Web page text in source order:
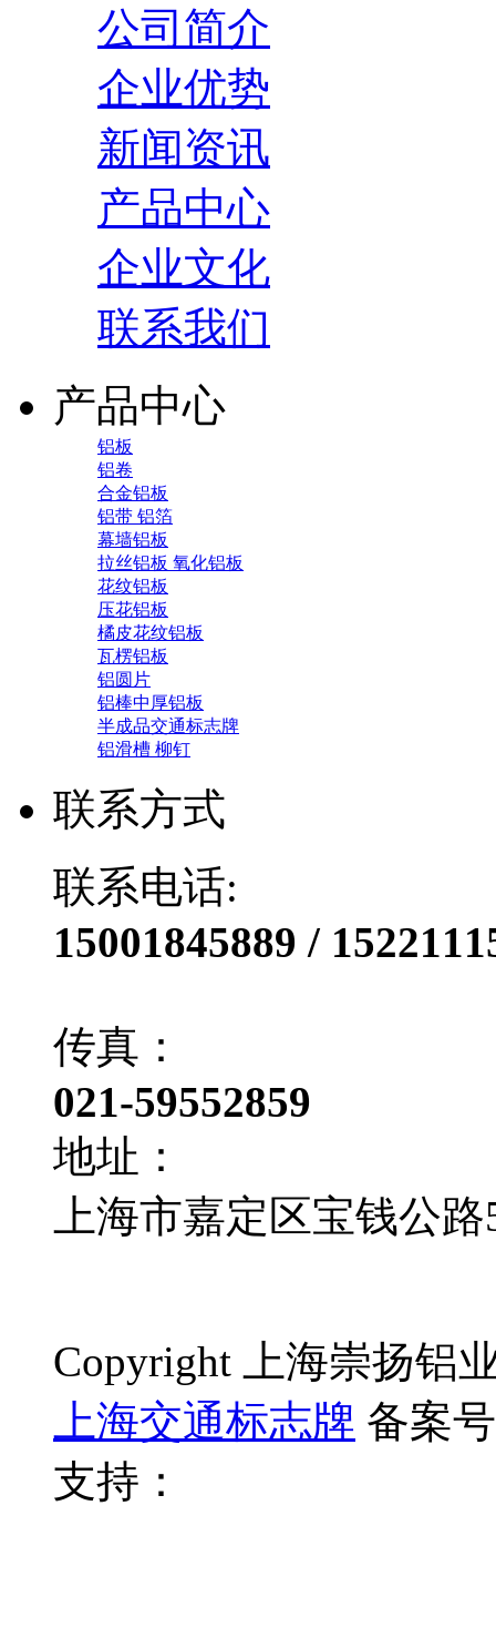
公司简介
企业优势
新闻资讯
产品中心
企业文化
联系我们
产品中心
铝板
铝卷
合金铝板
铝带 铝箔
幕墙铝板
拉丝铝板 氧化铝板
花纹铝板
压花铝板
橘皮花纹铝板
瓦楞铝板
铝圆片
铝棒中厚铝板
半成品交通标志牌
铝滑槽 柳钉
联系方式
联系电话:
15001845889 /
传真：
021-59552859
地址：
上海市嘉定区宝钱公
Copyright 上海崇扬
上海交通标志牌 备案
支持：